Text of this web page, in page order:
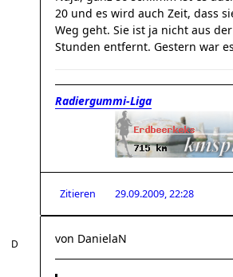
20 und es wird auch Zeit, dass
Weg geht. Sie ist ja nicht aus
Stunden entfernt. Gestern war
Radiergummi-Liga
Zitieren 29.09.2009, 22:28
von DanielaN